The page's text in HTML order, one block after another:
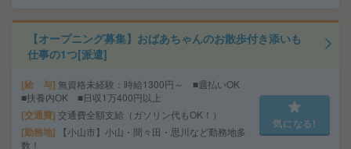
【オープニング募集】おばあちゃんのお散歩付き添いも
仕事の1つ[派遣]
給 与 無資格未経験：時給1300円～ ■週払いOK
■扶養内OK ■日収1万400円以上
交通費 交通費全額支給（ガソリン代もOK！）
勤務地
【小山市】小山・間々田・思川など勤務地多
数！
気になる!